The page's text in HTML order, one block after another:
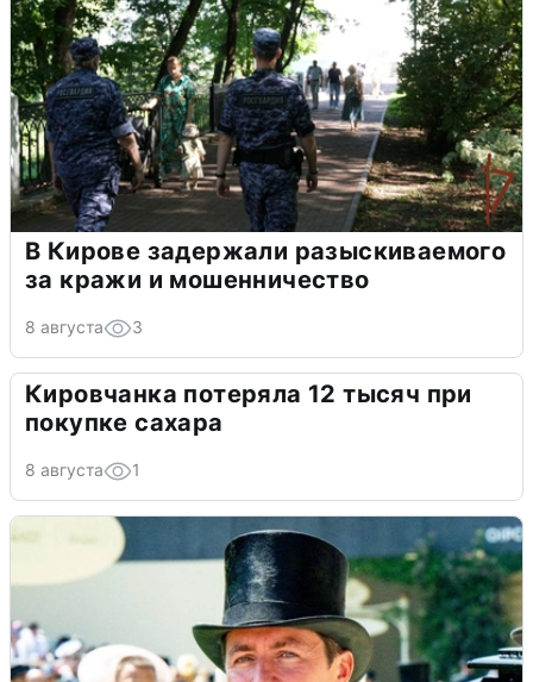
В Кирове задержали разыскиваемого
за кражи и мошенничество
8 августа 3
Кировчанка потеряла 12 тысяч при
покупке сахара
8 августа 1